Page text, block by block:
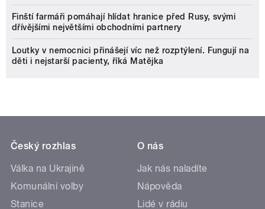
Finští farmáři pomáhají hlídat hranice před Rusy, svými
dřívějšími největšími obchodními partnery
Loutky v nemocnici přinášejí víc než rozptýlení. Fungují na
děti i nejstarší pacienty, říká Matějka
Český rozhlas
Válka na Ukrajině
Komunální volby
Stanice
O nás
Jak nás naladíte
Nápověda
Lidé v rádiu